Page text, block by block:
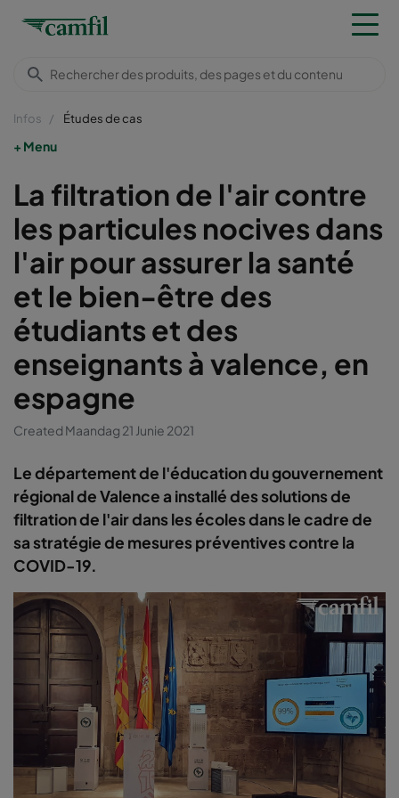
Infos Études de cas
Menu
La filtration de l'air contre
les particules nocives dans
l'air pour assurer la santé
et le bien-être des
étudiants et des
enseignants à valence, en
espagne
Created Maandag 21 Junie 2021
Le département de l'éducation du gouvernement
régional de Valence a installé des solutions de
filtration de l'air dans les écoles dans le cadre de
sa stratégie de mesures préventives contre la
COVID-19.